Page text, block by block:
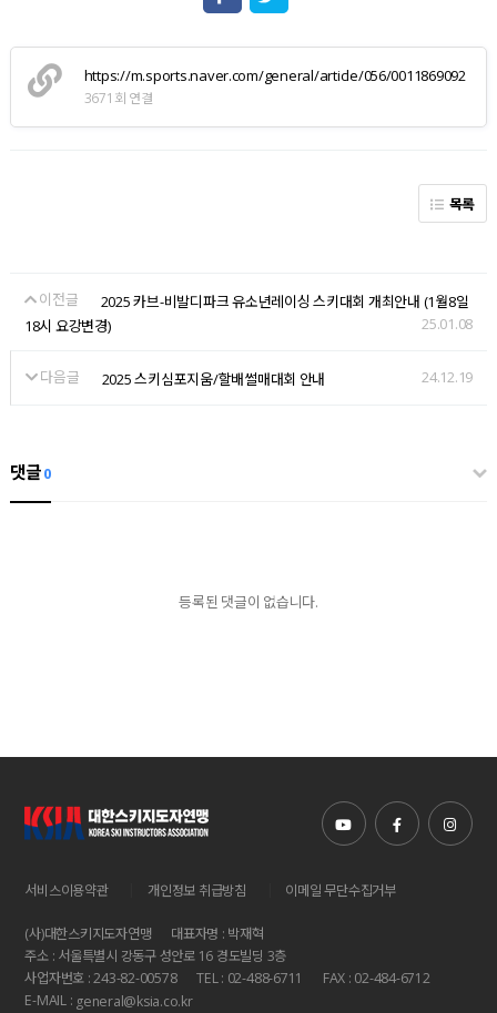
https://m.sports.naver.com/general/article/056/0011869092
3671회 연결
목록
이전글
2025 카브-비발디파크 유소년레이싱 스키대회 개최안내 (1월8일
18시 요강변경)
25.01.08
다음글 2025 스키심포지움/할배썰매대회 안내 24.12.19
댓글0
등록된 댓글이 없습니다.
서비스이용약관 개인정보 취급방침 이메일 무단수집거부
(사)대한스키지도자연맹
대표자명 : 박재혁
주소 : 서울특별시 강동구 성안로 16 경도빌딩 3층
사업자번호 : 243-82-00578
TEL : 02-488-6711
FAX : 02-484-6712
E-MAIL : general@ksia.co.kr